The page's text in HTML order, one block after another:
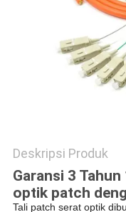
PRIVACY
POLICY
Deskripsi Produk
Garansi 3
optik patch
Tali patch serat optik